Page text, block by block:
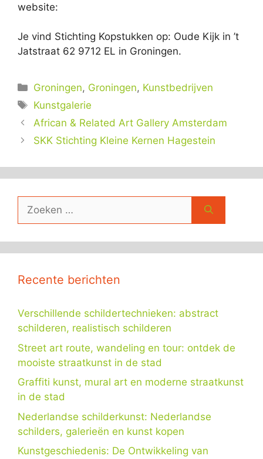
website:
Je vind Stichting Kopstukken op: Oude Kijk in ’t
Jatstraat 62 9712 EL in Groningen.
Categorieën
Groningen, Groningen, Kunstbedrijven
Tags
Kunstgalerie
African & Related Art Gallery Amsterdam
SKK Stichting Kleine Kernen Hagestein
Zoek
Recente berichten
Verschillende schildertechnieken: abstract
schilderen, realistisch schilderen
Street art route, wandeling en tour: ontdek de
mooiste straatkunst in de stad
Graffiti kunst, mural art en moderne straatkunst
in de stad
Nederlandse schilderkunst: Nederlandse
schilders, galerieën en kunst kopen
Kunstgeschiedenis: De Ontwikkeling van